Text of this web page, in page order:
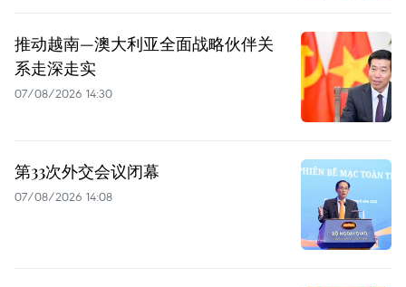
推动越南—澳大利亚全面战略伙伴关
系走深走实
07/08/2026 14:30
第33次外交会议闭幕
07/08/2026 14:08